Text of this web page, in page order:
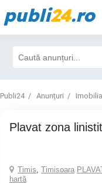
publi24.ro
Publi24 Anunțuri
Plavat zona
Timis Timisoara
hartă